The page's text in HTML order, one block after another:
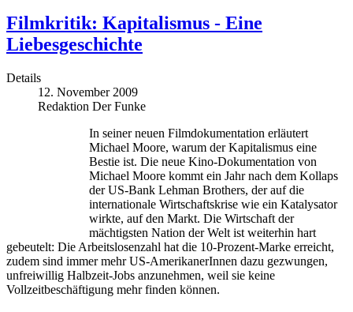
Filmkritik: Kapitalismus - Eine
Liebesgeschichte
Details
12. November 2009
Redaktion Der Funke
In seiner neuen Filmdokumentation erläutert
Michael Moore, warum der Kapitalismus eine
Bestie ist. Die neue Kino-Dokumentation von
Michael Moore kommt ein Jahr nach dem Kollaps
der US-Bank Lehman Brothers, der auf die
internationale Wirtschaftskrise wie ein Katalysator
wirkte, auf den Markt. Die Wirtschaft der
mächtigsten Nation der Welt ist weiterhin hart
gebeutelt: Die Arbeitslosenzahl hat die 10-Prozent-Marke erreicht,
zudem sind immer mehr US-AmerikanerInnen dazu gezwungen,
unfreiwillig Halbzeit-Jobs anzunehmen, weil sie keine
Vollzeitbeschäftigung mehr finden können.